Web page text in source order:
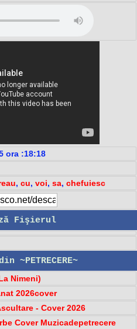
ora :18:18
, cu, voi, sa, chefuiesc
Fişierul
Nimeni)
2026cover
- Cover 2026
Cover Muzicadepetrecere